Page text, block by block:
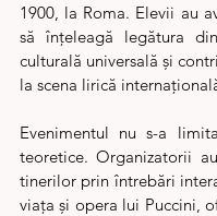
1900, la Roma. Elevii au
să înțeleagă legătura
culturală universală și
la scena lirică
Evenimentul nu s-a
teoretice. Organizatorii
tinerilor prin întrebări
viața și opera lui Puccini,